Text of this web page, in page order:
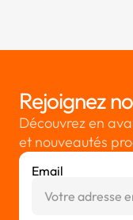
Rejoignez
Découvrez en
et nouveautés
Email